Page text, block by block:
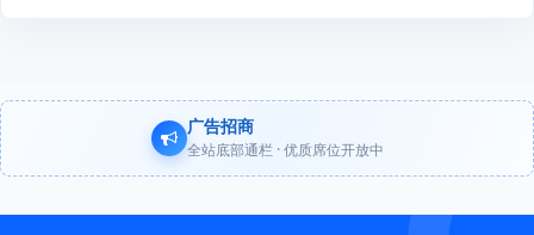
广告招商
全站底部通栏 · 优质席位开放中